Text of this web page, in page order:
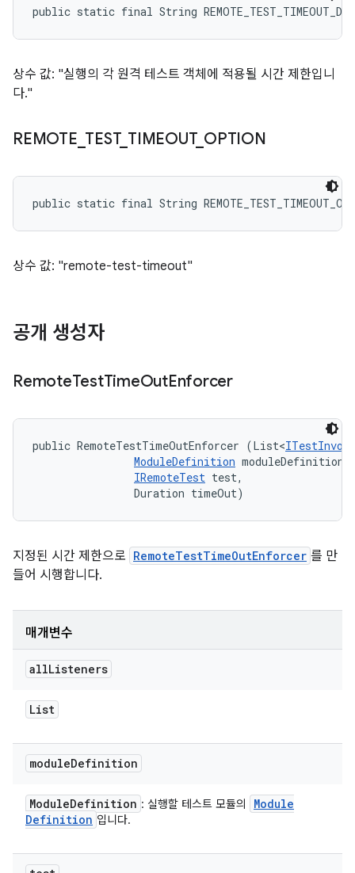
public static final String
상수 값: "실행의 각 원격 테스트 객체에 적용될 시간 제한입니
다."
REMOTE TEST_ TIMEOUT_ OPTION
public static final String
상수 값: "remote-test-timeout"
공개 생성자
RemoteTestTimeOutEnforcer
public RemoteTestTimeOutEnforcer (List<
ModuleDefinition
IRemoteTest test,
                Duration timeOut)
지정된 시간 제한으로 RemoteTestTimeOutEnforcer 를 만
들어 시행합니다.
매개변수
allListeners
List
moduleDefinition
ModuleDefinition : 실행할 테스트 모듈의
Module
Definition 입니다.